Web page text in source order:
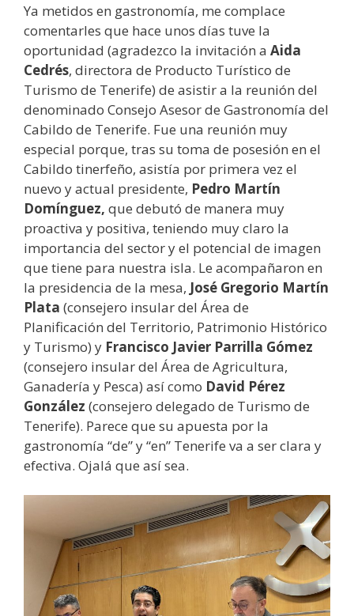
Ya metidos en gastronomía, me complace
comentarles que hace unos días tuve la
oportunidad (agradezco la invitación a Aida
Cedrés, directora de Producto Turístico de
Turismo de Tenerife) de asistir a la reunión del
denominado Consejo Asesor de Gastronomía del
Cabildo de Tenerife. Fue una reunión muy
especial porque, tras su toma de posesión en el
Cabildo tinerfeño, asistía por primera vez el
nuevo y actual presidente, Pedro Martín
Domínguez, que debutó de manera muy
proactiva y positiva, teniendo muy claro la
importancia del sector y el potencial de imagen
que tiene para nuestra isla. Le acompañaron en
la presidencia de la mesa, José Gregorio Martín
Plata (consejero insular del Área de
Planificación del Territorio, Patrimonio Histórico
y Turismo) y Francisco Javier Parrilla Gómez
(consejero insular del Área de Agricultura,
Ganadería y Pesca) así como David Pérez
González (consejero delegado de Turismo de
Tenerife). Parece que su apuesta por la
gastronomía “de” y “en” Tenerife va a ser clara y
efectiva. Ojalá que así sea.